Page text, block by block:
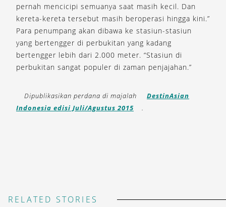
pernah mencicipi semuanya saat masih kecil. Dan
kereta-kereta tersebut masih beroperasi hingga kini.”
Para penumpang akan dibawa ke stasiun-stasiun
yang bertengger di perbukitan yang kadang
bertengger lebih dari 2.000 meter. “Stasiun di
perbukitan sangat populer di zaman penjajahan.”
Dipublikasikan perdana di majalah
DestinAsian
Indonesia edisi Juli/Agustus 2015
.
RELATED STORIES